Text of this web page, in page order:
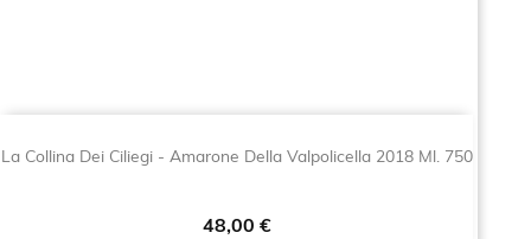
La Collina Dei Ciliegi - Amarone Della Valpolicella 2018 Ml. 750
Prezzo
48,00 €